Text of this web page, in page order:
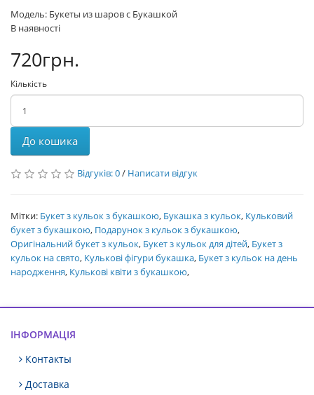
Модель: Букеты из шаров с Букашкой
В наявності
720грн.
Кількість
До кошика
Відгуків: 0/ Написати відгук
Мітки: Букет з кульок з букашкою, Букашка з кульок, Кульковий
букет з букашкою, Подарунок з кульок з букашкою,
Оригінальний букет з кульок, Букет з кульок для дітей, Букет з
кульок на свято, Кулькові фігури букашка, Букет з кульок на день
народження, Кулькові квіти з букашкою,
ІНФОРМАЦІЯ
Контакты
Доставка